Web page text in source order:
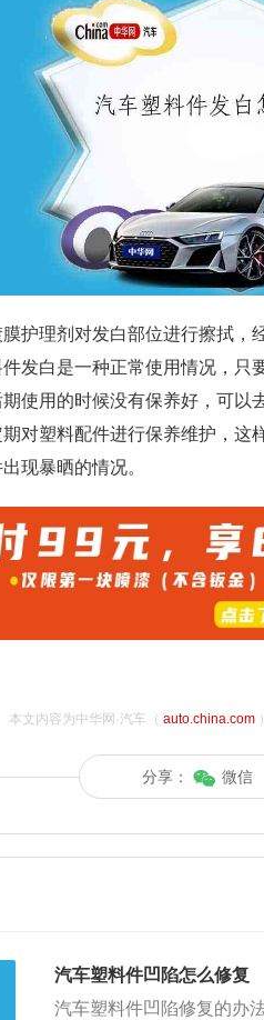
护理剂对发白部位进行擦拭
发白是一种正常使用情况，
使用的时候没有保养好，可
对塑料配件进行保养维护，
现暴晒的情况。
本文内容为中华网·汽车（ auto.china.com
分享： 微信
汽车塑料件凹陷怎么修复
汽车塑料件凹陷修复的办